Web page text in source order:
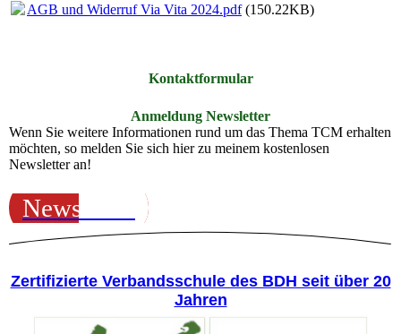
AGB und Widerruf Via Vita 2024.pdf(150.22KB)
Kontaktformular
Anmeldung Newsletter
Wenn Sie weitere Informationen rund um das Thema TCM erhalten
möchten, so melden Sie sich hier zu meinem kostenlosen
Newsletter an!
Newsletter
Zertifizierte Verbandsschule des BDH seit über 20
Jahren